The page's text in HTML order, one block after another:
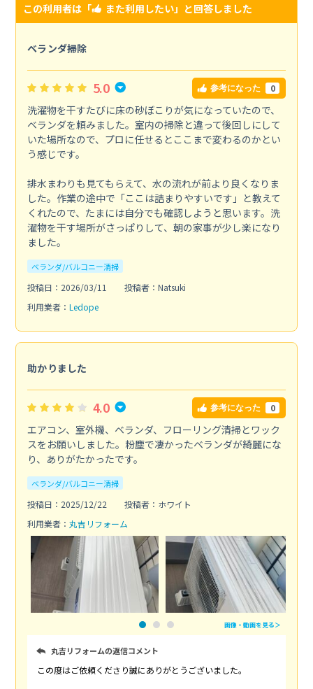
この利用者は「 また利用したい」と回答しました
ベランダ掃除
5.0 参考になった 0
洗濯物を干すたびに床の砂ぼこりが気になっていたので、
ベランダを頼みました。室内の掃除と違って後回しにして
いた場所なので、プロに任せるとここまで変わるのかとい
う感じです。
排水まわりも見てもらえて、水の流れが前より良くなりま
した。作業の途中で「ここは詰まりやすいです」と教えて
くれたので、たまには自分でも確認しようと思います。洗
濯物を干す場所がさっぱりして、朝の家事が少し楽になり
ました。
ベランダ/バルコニー清掃
投稿日：2026/03/11
投稿者：Natsuki
利用業者： Ledope
助かりました
4.0 参考になった 0
エアコン、室外機、ベランダ、フローリング清掃とワック
スをお願いしました。粉塵で凄かったベランダが綺麗にな
り、ありがたかったです。
ベランダ/バルコニー清掃
投稿日：2025/12/22
投稿者：ホワイト
利用業者： 丸吉リフォーム
画像・動画を見る＞
丸吉リフォームの返信コメント
この度はご依頼くださり誠にありがとうございました。